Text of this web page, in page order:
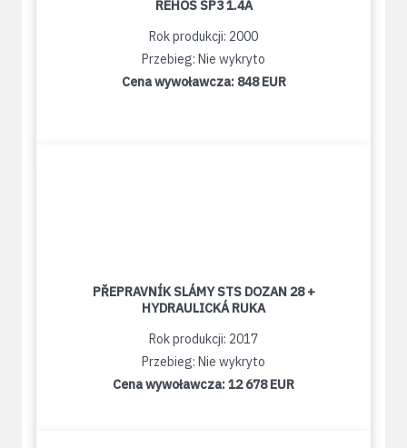
REHOS SP3 1.4A
Rok produkcji: 2000
Przebieg: Nie wykryto
Cena wywoławcza: 848 EUR
PŘEPRAVNÍK SLÁMY STS DOZAN 28 +
HYDRAULICKÁ RUKA
Rok produkcji: 2017
Przebieg: Nie wykryto
Cena wywoławcza:12 678 EUR